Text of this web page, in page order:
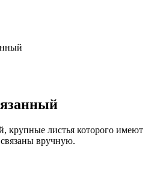
крупные листья которого имеют
вручную.